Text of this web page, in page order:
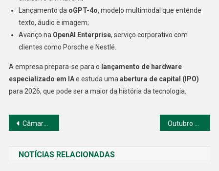
Lançamento da oGPT-4o, modelo multimodal que entende
texto, áudio e imagem;
Avanço na OpenAI Enterprise, serviço corporativo com
clientes como Porsche e Nestlé.
A empresa prepara-se para o lançamento de hardware
especializado em IAe estuda uma abertura de capital (IPO)
para 2026, que pode ser a maior da história da tecnologia.
Navegação
Post
Câmara Aprova Isenção de IR de Forma Unânime em Vitória de Lira
NOTÍCIAS RELACIONADAS